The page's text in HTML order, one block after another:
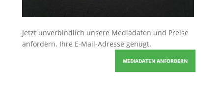
Jetzt unverbindlich unsere Mediadaten und Preise
anfordern. Ihre E-Mail-Adresse genügt.
MEDIADATEN ANFORDERN